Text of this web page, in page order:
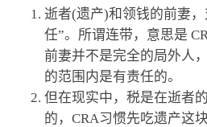
逝者(遗产)和领钱的前妻
任”。所谓连带，意思是
前妻并不是完全的局外人
的范围内是有责任的。
但在现实中，税是在逝者
的，CRA习惯先吃遗产这